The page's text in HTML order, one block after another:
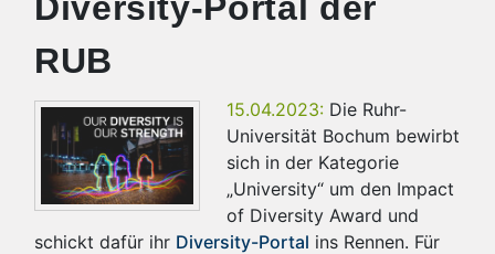
RUB
15.04.2023: Die Ruhr-
Universität Bochum bewirbt
sich in der Kategorie
„University“ um den Impact
of Diversity Award und
schickt dafür ihr Diversity-Portal ins Rennen. Für